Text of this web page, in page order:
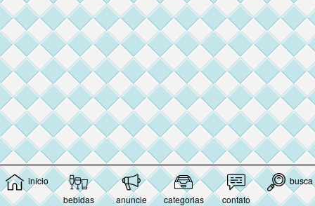
início
bebidas
anuncie categorias contato
busca